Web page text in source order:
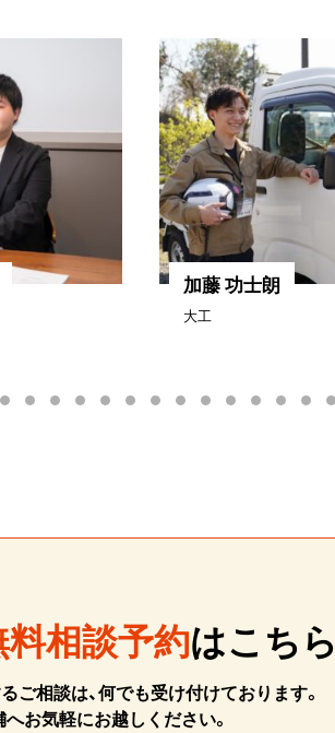
加藤 功士朗
大工
相談予約はこちら
ご相談は、何でも受け付けております。
お気軽にお越しください。